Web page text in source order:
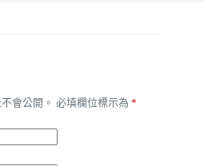
會公開。 必填欄位標示為 *